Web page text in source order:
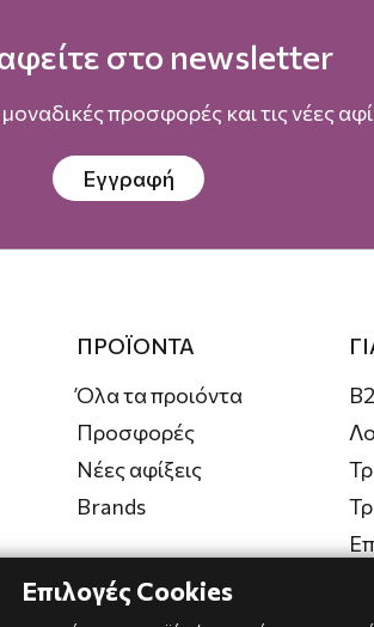
στο newsletter
προσφορές και τις νέες
Εγγραφή
ΠΡΟΪΟΝΤΑ
Όλα τα προιόντα
Προσφορές
Νέες αφίξεις
Brands
Επιλογές Cookies